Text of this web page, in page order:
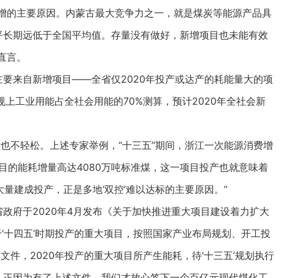
主要原因。内蒙古最大竞争力之一，就是煤炭等能源产品具
期远低于全国平均值。存量没有做好，新增项目也未能有效
。
来自新增项目——全省仅2020年投产或达产的耗能量大的项
上工业用能占全社会用能的70%测算，预计2020年全社会新
轻松。上述专家举例，“十三五”期间，浙江一次能源消费增
的能耗增量高达4080万吨标准煤，这一项目投产也就意味着
建成投产，正是多地‘双控’难以达标的主要原因。”
于2020年4月发布《关于加快推进重大项目建设着力扩大
四五’时期投产的重大项目，按照国家产业布局规划、开工投
件，2020年投产的重大项目所产生能耗，待‘十三五’规划执行